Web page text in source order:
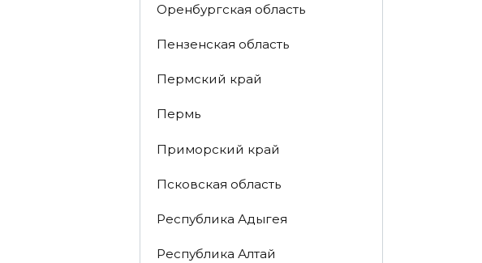
Оренбургская область
Пензенская область
Пермский край
Пермь
Приморский край
Псковская область
Республика Адыгея
Республика Алтай